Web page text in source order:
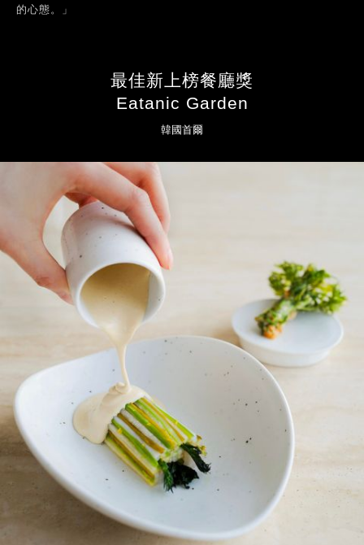
的心態。」
最佳新上榜餐廳獎
Eatanic Garden
韓國首爾